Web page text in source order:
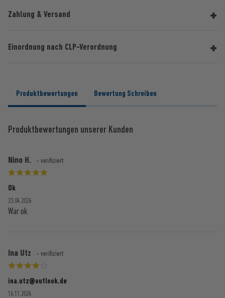
Zahlung & Versand
Einordnung nach CLP-Verordnung
Produktbewertungen Bewertung Schreiben
Produktbewertungen unserer Kunden
Nino H. - verifiziert
Ok
23.04.2026
War ok
Ina Utz - verifiziert
ina.utz@outlook.de
16.11.2024